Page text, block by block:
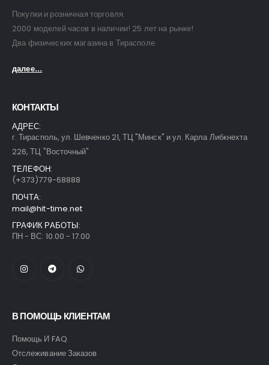
Покупки и розничная торговля.
2000 моделей часов в наличии! 25 лет на рынке!
Два физических магазина в Тирасполе.
далее...
КОНТАКТЫ
АДРЕС:
г. Тирасполь, ул. Шевченко 21, ТЦ "Минск" и ул. Карла Либкнехта
226, ТЦ "Восточный"
ТЕЛЕФОН:
(+373)779-68888
ПОЧТА:
mail@hit-time.net
ГРАФИК РАБОТЫ:
ПН - ВС: 10.00 - 17.00
В ПОМОЩЬ КЛИЕНТАМ
Помощь И FAQ
Отслеживание Заказов